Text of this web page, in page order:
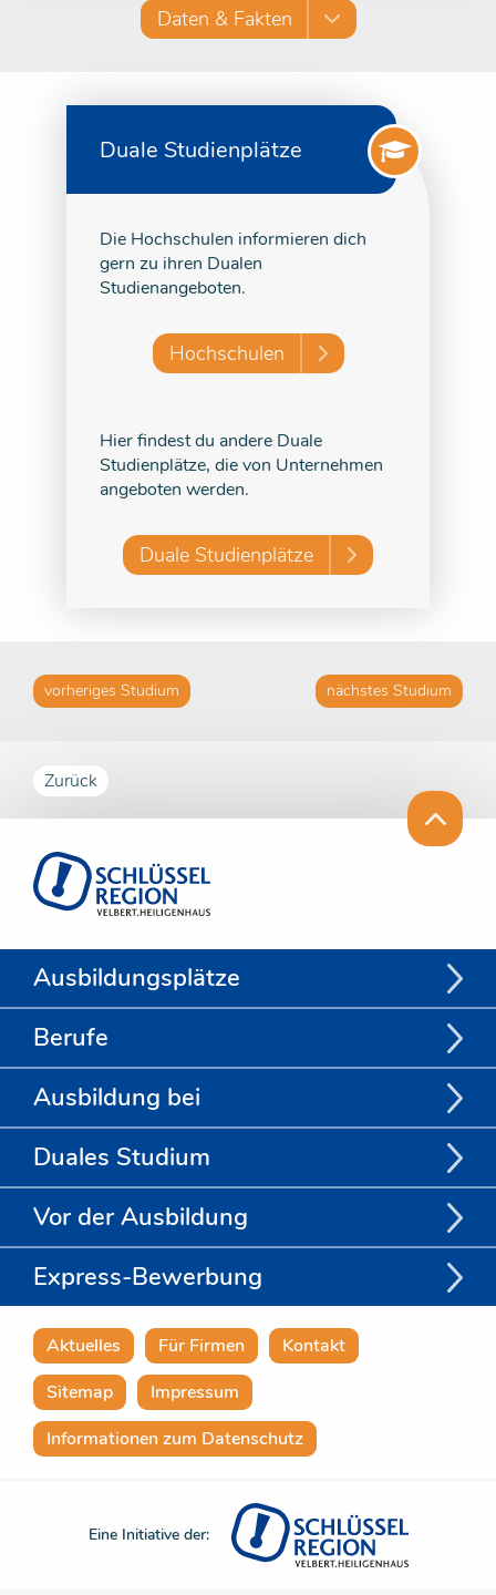
Daten & Fakten
Duale Studienplätze
Die Hochschulen informieren dich
gern zu ihren Dualen
Studienangeboten.
Hochschulen
Hier findest du andere Duale
Studienplätze, die von Unternehmen
angeboten werden.
Duale Studienplätze
vorheriges Studium nächstes Studium
Zurück
Ausbildungsplätze
Berufe
Ausbildung bei
Duales Studium
Vor der Ausbildung
Express-Bewerbung
Aktuelles Für Firmen
Kontakt
Sitemap
Impressum
Informationen zum Datenschutz
Eine Initiative der: